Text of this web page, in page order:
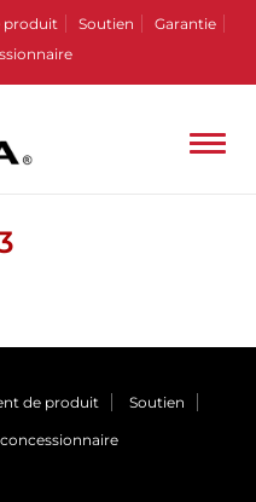
produit Soutien
Garantie
de produit Soutien